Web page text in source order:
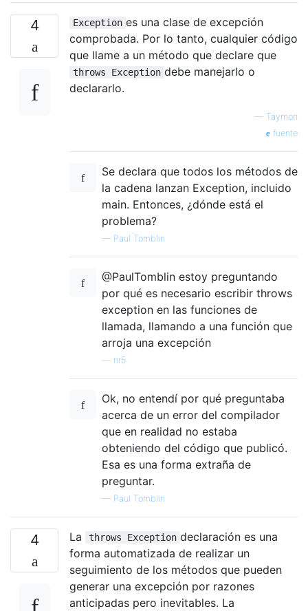
4 Exception es una clase de excepción
comprobada. Por lo tanto, cualquier código
que llame a un método que declare que
throws Exception debe manejarlo o
declararlo.
— Taymon
fuente
Se declara que todos los métodos de
la cadena lanzan Exception, incluido
main. Entonces, ¿dónde está el
problema?
— Paul Tomblin
@PaulTomblin estoy preguntando
por qué es necesario escribir throws
exception en las funciones de
llamada, llamando a una función que
arroja una excepción
nr5
Ok, no entendí por qué preguntaba
acerca de un error del compilador
que en realidad no estaba
obteniendo del código que publicó.
Esa es una forma extraña de
preguntar.
— Paul Tomblin
4 La throws Exception declaración es una
forma automatizada de realizar un
seguimiento de los métodos que pueden
generar una excepción por razones
anticipadas pero inevitables. La